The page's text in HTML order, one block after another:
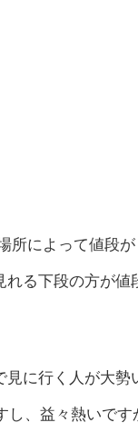
所によって値段が
れる下段の方が値
見に行く人が大勢
し、益々熱いです